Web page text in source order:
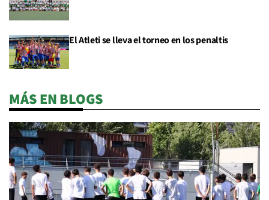
El Atleti se lleva el torneo en los penaltis
MÁS EN BLOGS